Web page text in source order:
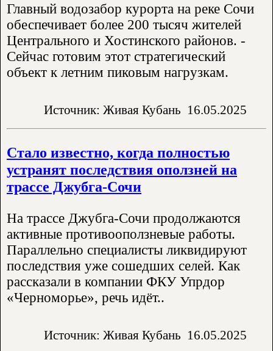
Главный водозабор курорта на реке Сочи
обеспечивает более 200 тысяч жителей
Центрального и Хостинского районов. -
Сейчас готовим этот стратегический
объект к летним пиковым нагрузкам.
Источник: Живая Кубань 16.05.2025
Стало известно, когда полностью
устранят последствия оползней на
трассе Джубга-Сочи
На трассе Джубга-Сочи продолжаются
активные противооползневые работы.
Параллельно специалисты ликвидируют
последствия уже сошедших селей. Как
рассказали в компании ФКУ Упрдор
«Черноморье», речь идёт..
Источник: Живая Кубань 16.05.2025